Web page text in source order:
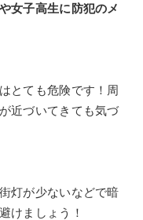
子高生に防犯のメ
とても危険です！周
近づいてきても気づ
灯が少ないなどで暗
けましょう！